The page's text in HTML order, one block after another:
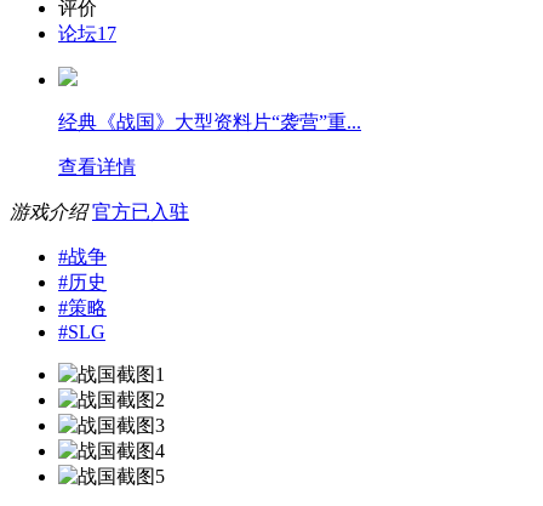
评价
论坛17
经典《战国》大型资料片“袭营”重...
查看详情
游戏介绍 官方已入驻
#战争
#历史
#策略
#SLG